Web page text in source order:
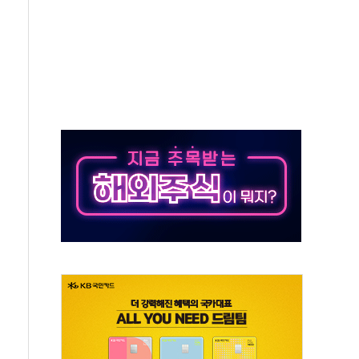
플레어·태양광주↑ VS 트레이드데스크·웬디스↓
7359명 끝까지 찾겠다"
… "전폭적 공급 확대·속도전 총력"
태양광주 급등
도 놀랍지 않아"